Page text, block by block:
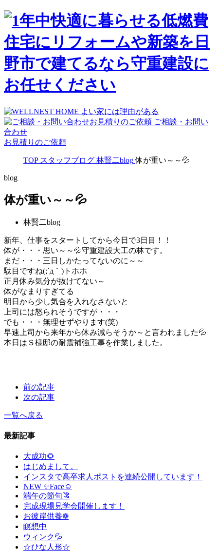
ご相談・お問い
合わせ
お見積りのご依頼
TOP スタッフブログ 林賢二blog 体が重い～～💦
blog
体が重い～～💦
林賢二blog
新年、仕事をスタートしてから今日で3日目！！
体が・・・思い～～💦守重建設大工の林です。
まだ・・・三日しかたってないのに～～
駄目ですね(;´д｀)トホホ
正月休み気分が抜けてない～
体がなまりすぎてる
明日から少し気合を入れなさないと
上司には怒られそうですが・・・
でも・・・無理せずやります(笑)
早速上司から来年から休み減らそうか～と言われました💦
本日はＳ様邸の耐震補強工事を作業しました。
前の記事
次の記事
一覧へ戻る
最新記事
大成功🌻
はじめまして。
インスタで高卒求人ポストを連続公開しています！
NEW ✨Face☺
端午の節句🎏
完成現場見学会開催します！
お彼岸供養❁
瞑想中
ウィンク💦
☆ひな人形☆